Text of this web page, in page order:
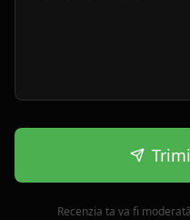
Recenzia ta va fi